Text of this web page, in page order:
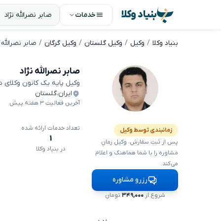
بنیاد وکلا خدمات
بنیاد وکلا وکیل وکیل گلستان وکیل گرگان صابر نصرالله
صابر نصرالله نژاد
وکیل پایه یک کانون وکلای
ایران،گلستان
آخرین فعالیت ۳ هفته پیش
تعداد خدمات ارائه شده
۱
در بنیاد وکلا
زمانبندی توسط وکیل
پس از ثبتِ سفارش، وکیل زمانِ
مشاوره را با شما هماهنگ و اعلام
می‌کند.
رزرو مشاوره
شروع از۳۴۹,۰۰۰ تومان